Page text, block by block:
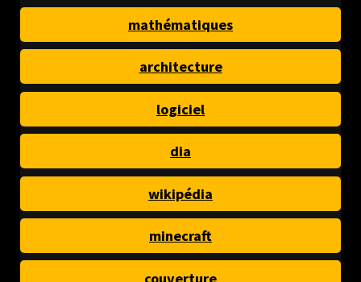
mathématiques
architecture
logiciel
dia
wikipédia
minecraft
couverture